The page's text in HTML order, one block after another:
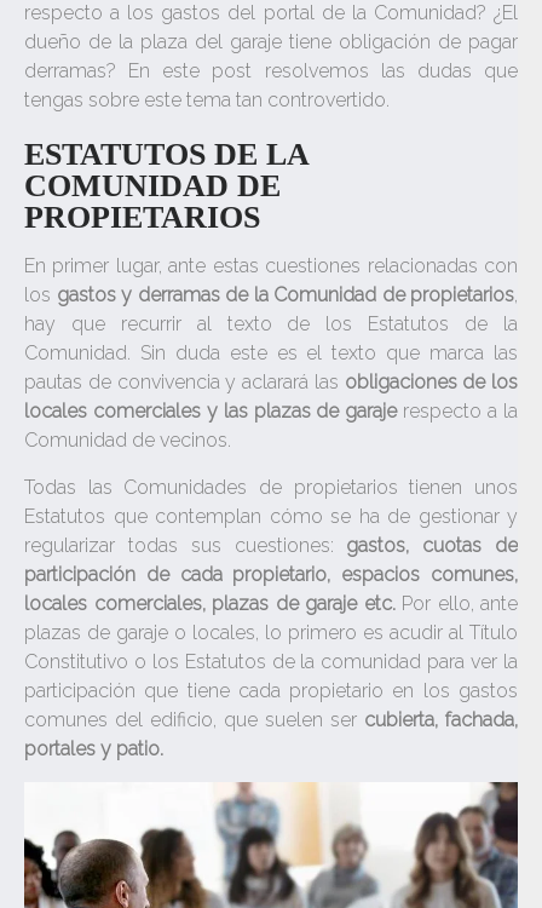
respecto a los gastos del portal de la Comunidad? ¿El
dueño de la plaza del garaje tiene obligación de pagar
derramas? En este post resolvemos las dudas que
tengas sobre este tema tan controvertido.
ESTATUTOS DE LA
COMUNIDAD DE
PROPIETARIOS
En primer lugar, ante estas cuestiones relacionadas con
los gastos y derramas de la Comunidad de propietarios,
hay que recurrir al texto de los Estatutos de la
Comunidad. Sin duda este es el texto que marca las
pautas de convivencia y aclarará las obligaciones de los
locales comerciales y las plazas de garaje respecto a la
Comunidad de vecinos.
Todas las Comunidades de propietarios tienen unos
Estatutos que contemplan cómo se ha de gestionar y
regularizar todas sus cuestiones: gastos, cuotas de
participación de cada propietario, espacios comunes,
locales comerciales, plazas de garaje etc.Por ello, ante
plazas de garaje o locales, lo primero es acudir al Título
Constitutivo o los Estatutos de la comunidad para ver la
participación que tiene cada propietario en los gastos
comunes del edificio, que suelen ser cubierta, fachada,
portales y patio.